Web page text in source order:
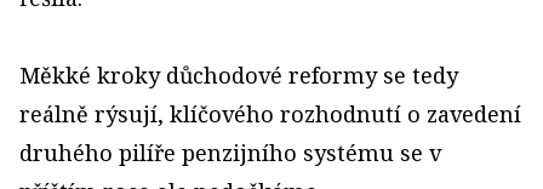
Měkké kroky důchodové reformy se tedy
reálně rýsují, klíčového rozhodnutí o zavedení
druhého pilíře penzijního systému se v